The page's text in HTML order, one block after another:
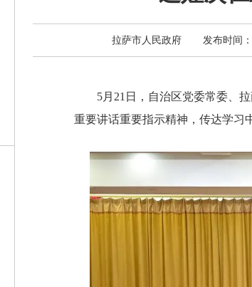
拉萨市人民政府 发布时间
5月21日，自治区党委常委、
重要讲话重要指示精神，传达学习